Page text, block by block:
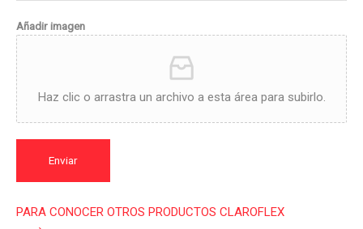
Añadir imagen
Haz clic o arrastra un archivo a esta área para subirlo.
Enviar
PARA CONOCER OTROS PRODUCTOS CLAROFLEX